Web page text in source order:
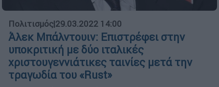
Πολιτισμός|29.03.2022 14:00
Άλεκ Μπάλντουιν: Επιστρέφει στην
υποκριτική με δύο ιταλικές
χριστουγεννιάτικες ταινίες μετά την
τραγωδία του «Rust»